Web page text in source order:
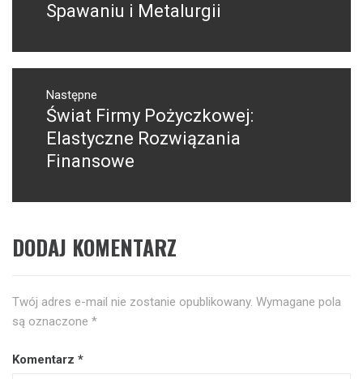
wpis:
Spawaniu i Metalurgii
Następne
Następny
post:
Świat Firmy Pożyczkowej:
Elastyczne Rozwiązania
Finansowe
DODAJ KOMENTARZ
Twój adres e-mail nie zostanie opublikowany. Wymagane pola
są oznaczone *
Komentarz *